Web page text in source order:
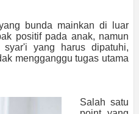
bunda mainkan di luar
positif pada anak, namun
syar'i yang harus dipatuhi,
mengganggu tugas utama
Salah satu